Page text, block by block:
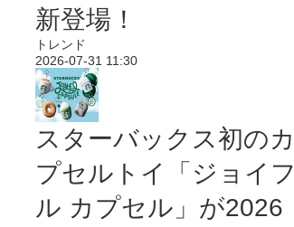
新登場！
トレンド
2026-07-31 11:30
スターバックス初のカ
プセルトイ「ジョイフ
ル カプセル」が2026